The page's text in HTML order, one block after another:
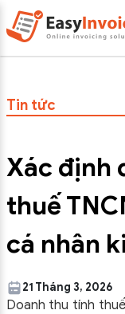
Tin tức
Xác định
thuế
cá nhân
21 Tháng 3, 2026
Doanh thu tính